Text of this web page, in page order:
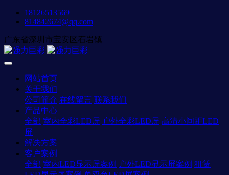
18126513569
814842674@qq.com
广东省深圳市宝安区石岩镇
网站首页
关于我们
公司简介 在线留言 联系我们
产品中心
全部 室内全彩LED屏 户外全彩LED屏 高清小间距LED
屏
解决方案
客户案例
全部 室内LED显示屏案例 户外LED显示屏案例 租赁